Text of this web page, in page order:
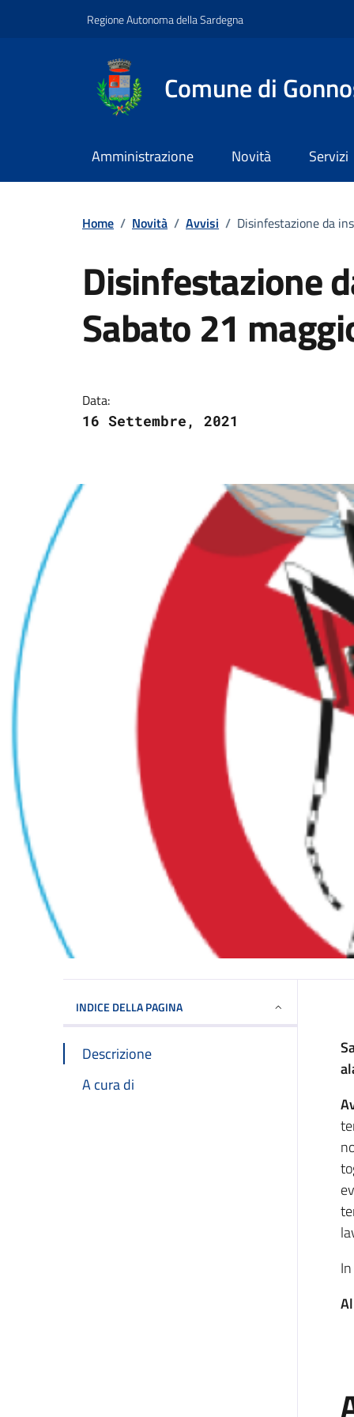
Regione Autonoma della Sardegna
Comune di
Amministrazione Novità Servizi
Home / Novità / Avvisi / Disinfestazione da
Disinfestazione
Sabato 21
Data:
16 Settembre, 2021
INDICE DELLA PAGINA
Descrizione
A cura di